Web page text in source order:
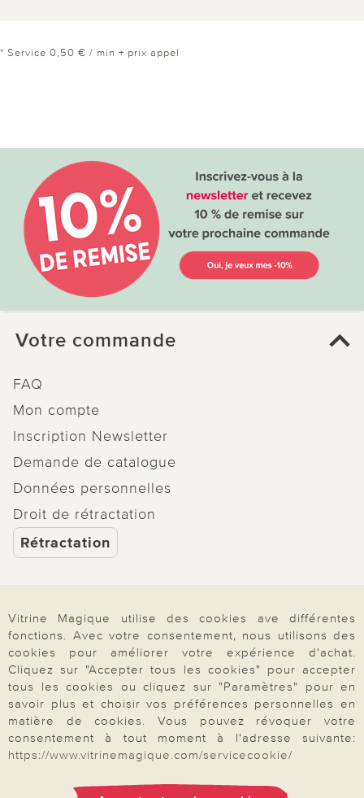
* Service 0,50 € / min + prix appel
Votre commande
FAQ
Mon compte
Inscription Newsletter
Demande de catalogue
Données personnelles
Droit de rétractation
Rétractation
Paiement & Livraison
À propos de nous
Besoin d'aide?
Vitrine Magique utilise des cookies ave différentes
fonctions. Avec votre consentement, nous utilisons des
cookies pour améliorer votre expérience d'achat.
Cliquez sur "Accepter tous les cookies" pour accepter
tous les cookies ou cliquez sur "Paramètres" pour en
savoir plus et choisir vos préférences personnelles en
matière de cookies. Vous pouvez révoquer votre
consentement à tout moment à l'adresse suivante:
https://www.vitrinemagique.com/servicecookie/